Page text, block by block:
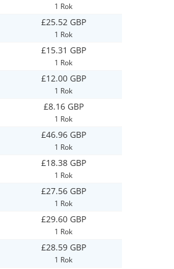
1 Rok
£25.52 GBP
1 Rok
£15.31 GBP
1 Rok
£12.00 GBP
1 Rok
£8.16 GBP
1 Rok
£46.96 GBP
1 Rok
£18.38 GBP
1 Rok
£27.56 GBP
1 Rok
£29.60 GBP
1 Rok
£28.59 GBP
1 Rok